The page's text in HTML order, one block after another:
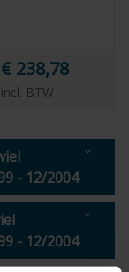
€ 238,78
incl. BTW
- 12/2004
- 12/2004